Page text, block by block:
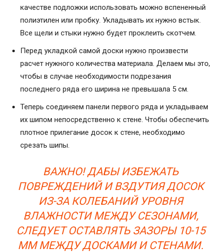
качестве подложки использовать можно вспененный
полиэтилен или пробку. Укладывать их нужно встык.
Все щели и стыки нужно будет проклеить скотчем.
Перед укладкой самой доски нужно произвести
расчет нужного количества материала. Делаем мы это,
чтобы в случае необходимости подрезания
последнего ряда его ширина не превышала 5 см.
Теперь соединяем панели первого ряда и укладываем
их шипом непосредственно к стене. Чтобы обеспечить
плотное прилегание досок к стене, необходимо
срезать шипы.
ВАЖНО! ДАБЫ ИЗБЕЖАТЬ
ПОВРЕЖДЕНИЙ И ВЗДУТИЯ ДОСОК
ИЗ-ЗА КОЛЕБАНИЙ УРОВНЯ
ВЛАЖНОСТИ МЕЖДУ СЕЗОНАМИ,
СЛЕДУЕТ ОСТАВЛЯТЬ ЗАЗОРЫ 10-15
ММ МЕЖДУ ДОСКАМИ И СТЕНАМИ.